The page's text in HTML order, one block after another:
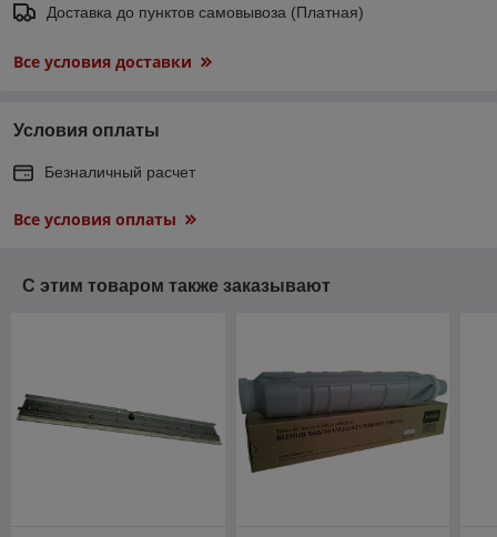
Доставка до пунктов самовывоза (Платная)
Все условия доставки
Условия оплаты
Безналичный расчет
Все условия оплаты
С этим товаром также заказывают